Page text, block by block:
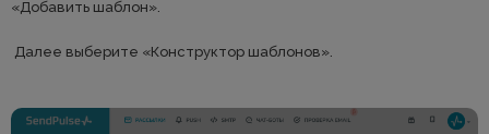
«Добавить шаблон».
Далее выберите «Конструктор шаблонов».